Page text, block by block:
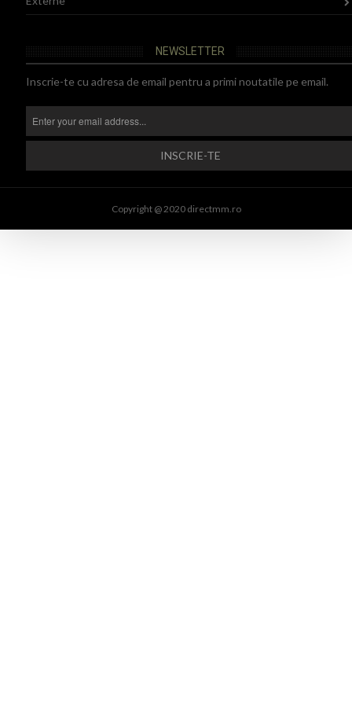
NEWSLETTER
Inscrie-te cu adresa de email pentru a primi noutatile pe email.
Copyright @ 2020 directmm.ro